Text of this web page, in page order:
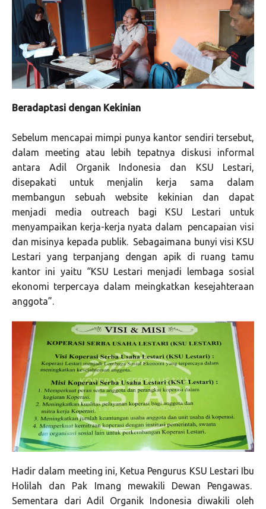
Beradaptasi dengan Kekinian
Sebelum mencapai mimpi punya kantor sendiri tersebut,
dalam meeting atau lebih tepatnya diskusi informal
antara Adil Organik Indonesia dan KSU Lestari,
disepakati untuk menjalin kerja sama dalam
membangun sebuah website kekinian dan dapat
menjadi media outreach bagi KSU Lestari untuk
menyampaikan kerja-kerja nyata dalam pencapaian visi
dan misinya kepada publik. Sebagaimana bunyi visi KSU
Lestari yang terpanjang dengan apik di ruang tamu
kantor ini yaitu “KSU Lestari menjadi lembaga sosial
ekonomi terpercaya dalam meingkatkan kesejahteraan
anggota”.
Hadir dalam meeting ini, Ketua Pengurus KSU Lestari Ibu
Holilah dan Pak Imang mewakili Dewan Pengawas.
Sementara dari Adil Organik Indonesia diwakili oleh